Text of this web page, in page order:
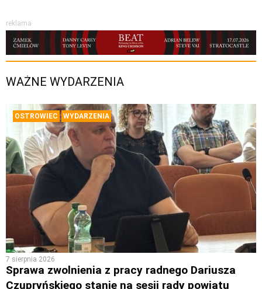
reklama
WAŻNE WYDARZENIA
OSTROWIEC WYDARZENIA
7 sierpnia 2026
Sprawa zwolnienia z pracy radnego Dariusza
Czupryńskiego stanie na sesji rady powiatu